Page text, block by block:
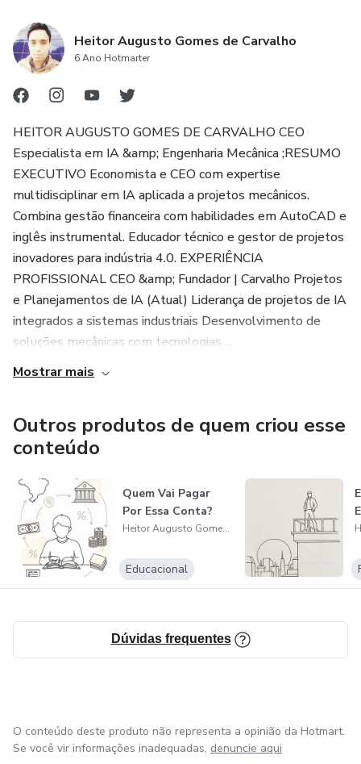
Heitor Augusto Gomes de Carvalho
6 Ano Hotmarter
HEITOR AUGUSTO GOMES DE CARVALHO CEO
Especialista em IA &amp; Engenharia Mecânica ;RESUMO
EXECUTIVO Economista e CEO com expertise
multidisciplinar em IA aplicada a projetos mecânicos.
Combina gestão financeira com habilidades em AutoCAD e
inglês instrumental. Educador técnico e gestor de projetos
inovadores para indústria 4.0. EXPERIÊNCIA
PROFISSIONAL CEO &amp; Fundador | Carvalho Projetos
e Planejamentos de IA (Atual) Liderança de projetos de IA
integrados a sistemas industriais Desenvolvimento de
soluções mecânicas com tecnologias ...
Mostrar mais
Outros produtos de quem criou esse
conteúdo
Quem Vai Pagar
Por Essa Conta?
Heitor Augusto Gomes de Carvalho
Educacional
Dúvidas frequentes
O conteúdo deste produto não representa a opinião da Hotmart.
Se você vir informações inadequadas, denuncie aqui